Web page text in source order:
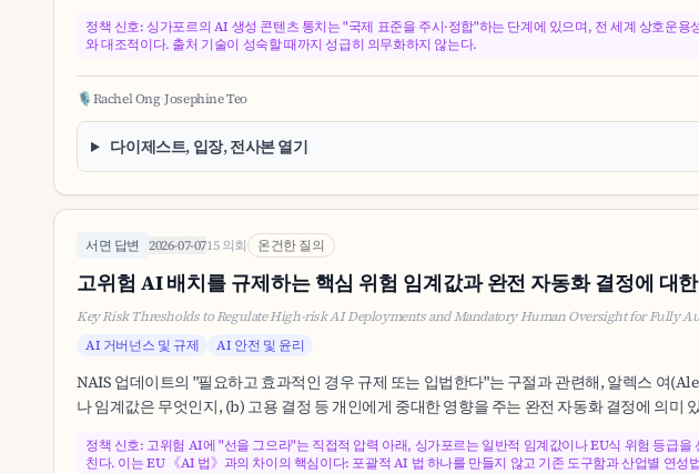
정책 신호: 싱가포르의 AI 생성 콘텐츠 통치는 "국제 표준을 주시·정합"하는 단계에 있으며, 전 세계 상호운
와 대조적이다. 출처 기술이 성숙할 때까지 성급히 의무화하지 않는다.
🎙️Rachel Ong·Josephine Teo
다이제스트, 입장, 전사본 열기
서면 답변 2026-07-0715 의회 온건한 질의
고위험 AI 배치를 규제하는 핵심 위험 임계값과 완전 자동화 결정에 대
Key Risk Thresholds to Regulate High-risk AI Deployments and Mandatory Human Oversight for Fully
AI 거버넌스 및 규제
AI 안전 및 윤리
NAIS 업데이트의 "필요하고 효과적인 경우 규제 또는 입법한다"는 구절과 관련해, 알렉스 여
나 임계값은 무엇인지, (b) 고용 결정 등 개인에게 중대한 영향을 주는 완전 자동화 결정에 의
정책 신호: 고위험 AI에 "선을 그으라"는 직접적 압력 아래, 싱가포르는 일반적 임계값이나 EU식 위험 등급
친다. 이는 EU 《AI 법》과의 차이의 핵심이다: 포괄적 AI 법 하나를 만들지 않고 기존 도구함과 산업별 연성